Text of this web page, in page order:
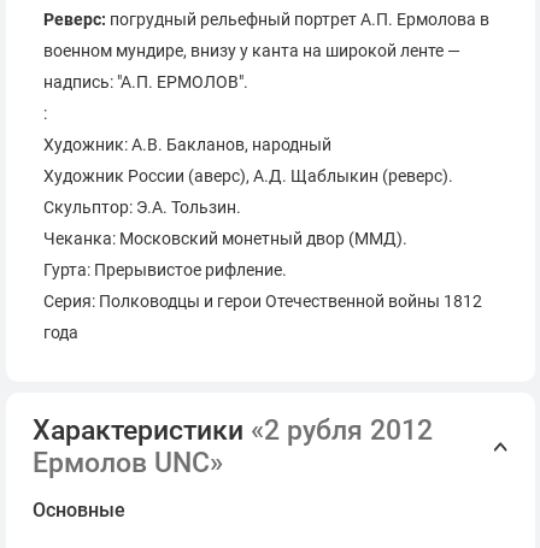
Реверс: погрудный рельефный портрет А.П. Ермолова в
военном мундире, внизу у канта на широкой ленте —
надпись: "А.П. ЕРМОЛОВ".
:
Художник: A.В. Бакланов, народный
Художник России (аверс), A.Д. Щаблыкин (реверс).
Скульптор: Э.А. Тользин.
Чеканка: Московский монетный двор (ММД).
Гурта: Прерывистое рифление.
Серия: Полководцы и герои Отечественной войны 1812
года
Характеристики «2 рубля 2012
Ермолов UNC»
Основные